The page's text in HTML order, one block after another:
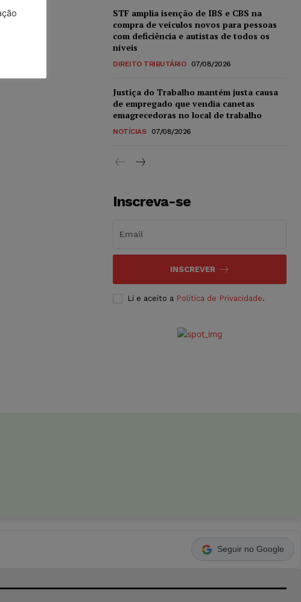
STF amplia isenção de IBS e CBS na
compra de veículos novos para pessoas
com deficiência e autistas de todos os
níveis
DIREITO TRIBUTÁRIO 07/08/2026
Justiça do Trabalho mantém justa causa
de empregado que vendia canetas
emagrecedoras no local de trabalho
NOTÍCIAS 07/08/2026
Inscreva-se
INSCREVER
Li e aceito a Política de Privacidade.
Seguir no Google